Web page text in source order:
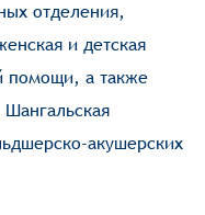
отделения,
и детская
помощи, а также
Шангальская
акушерских